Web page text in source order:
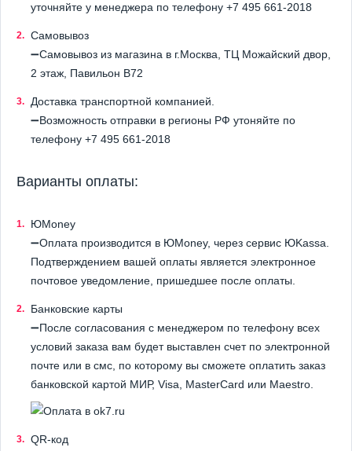
уточняйте у менеджера по телефону +7 495 661-2018
Самовывоз
➖Самовывоз из магазина в г.Москва, ТЦ Можайский двор,
2 этаж, Павильон B72
Доставка транспортной компанией.
➖Возможность отправки в регионы РФ утоняйте по
телефону +7 495 661-2018
Варианты оплаты:
ЮMoney
➖Оплата производится в ЮMoney, через сервис ЮKassa.
Подтверждением вашей оплаты является электронное
почтовое уведомление, пришедшее после оплаты.
Банковские карты
➖После согласования с менеджером по телефону всех
условий заказа вам будет выставлен счет по электронной
почте или в смс, по которому вы сможете оплатить заказ
банковской картой МИР, Visa, MasterCard или Maestro.
QR-код